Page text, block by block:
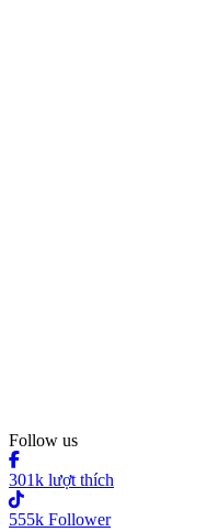
Follow us
301k lượt thích
555k Follower